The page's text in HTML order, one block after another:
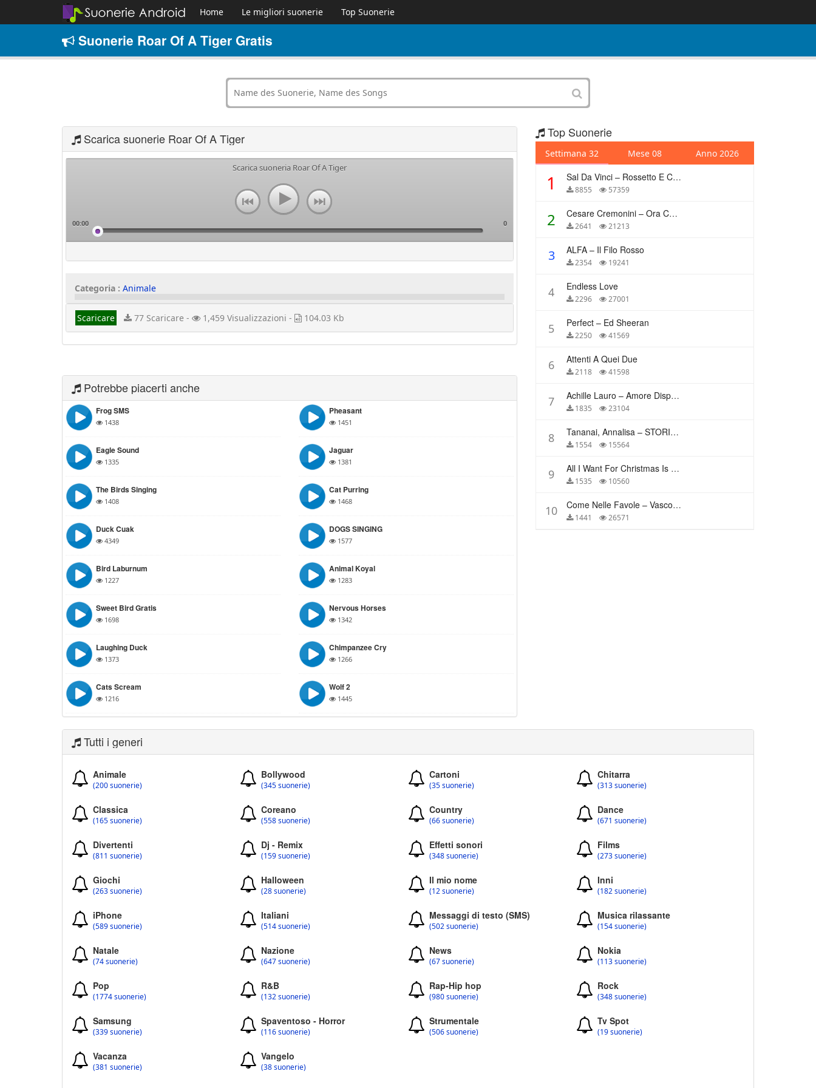
Home Le migliori suonerie Top Suonerie
Suonerie Roar Of A Tiger Gratis
Scarica suonerie Roar Of A Tiger
Scarica suoneria Roar Of A Tiger
00:00 0
Categoria : Animale
Scaricare 77 Scaricare - 1,459 Visualizzazioni - 104.03 Kb
Potrebbe piacerti anche
Frog SMS
1438
Pheasant
1451
Eagle Sound
1335
Jaguar
1381
The Birds Singing
1408
Cat Purring
1468
Duck Cuak
4349
DOGS SINGING
1577
Bird Laburnum
1227
Animal Koyal
1283
Sweet Bird Gratis
1698
Nervous Horses
1342
Laughing Duck
1373
Chimpanzee Cry
1266
Cats Scream
1216
Wolf 2
1445
Top Suonerie
Settimana 32 Mese 08 Anno 2026
1 Sal Da Vinci – Rossetto E Caffè
8855 57359
2 Cesare Cremonini – Ora Che Non Ho Più Te
2641 21213
3 ALFA – Il Filo Rosso
2354 19241
4 Endless Love
2296 27001
5 Perfect – Ed Sheeran
2250 41569
6 Attenti A Quei Due
2118 41598
7 Achille Lauro – Amore Disperato
1835 23104
8 Tananai, Annalisa – STORIE BREVI
1554 15564
9 All I Want For Christmas Is You – Mariah Carey
1535 10560
10 Come Nelle Favole – Vasco Rossi
1441 26571
Tutti i generi
Animale
(200 suonerie)
Bollywood
(345 suonerie)
Cartoni
(35 suonerie)
Chitarra
(313 suonerie)
Classica
(165 suonerie)
Coreano
(558 suonerie)
Country
(66 suonerie)
Dance
(671 suonerie)
Divertenti
(811 suonerie)
Dj - Remix
(159 suonerie)
Effetti sonori
(348 suonerie)
Films
(273 suonerie)
Giochi
(263 suonerie)
Halloween
(28 suonerie)
Il mio nome
(12 suonerie)
Inni
(182 suonerie)
iPhone
(589 suonerie)
Italiani
(514 suonerie)
Messaggi di testo (SMS)
(502 suonerie)
Musica rilassante
(154 suonerie)
Natale
(74 suonerie)
Nazione
(647 suonerie)
News
(67 suonerie)
Nokia
(113 suonerie)
Pop
(1774 suonerie)
R&B
(132 suonerie)
Rap-Hip hop
(980 suonerie)
Rock
(348 suonerie)
Samsung
(339 suonerie)
Spaventoso - Horror
(116 suonerie)
Strumentale
(506 suonerie)
Tv Spot
(19 suonerie)
Vacanza
(381 suonerie)
Vangelo
(38 suonerie)